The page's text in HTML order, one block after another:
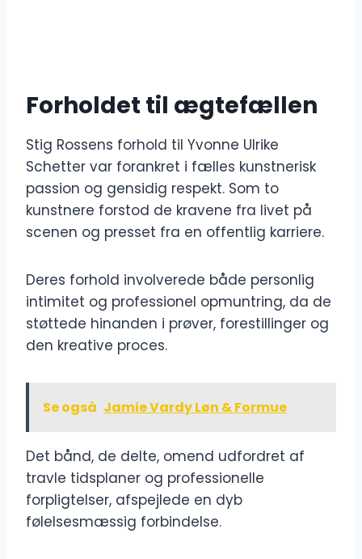
Forholdet til ægtefællen
Stig Rossens forhold til Yvonne Ulrike
Schetter var forankret i fælles kunstnerisk
passion og gensidig respekt. Som to
kunstnere forstod de kravene fra livet på
scenen og presset fra en offentlig karriere.
Deres forhold involverede både personlig
intimitet og professionel opmuntring, da de
støttede hinanden i prøver, forestillinger og
den kreative proces.
Se også Jamie Vardy Løn & Formue
Det bånd, de delte, omend udfordret af
travle tidsplaner og professionelle
forpligtelser, afspejlede en dyb
følelsesmæssig forbindelse.